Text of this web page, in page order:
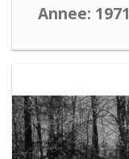
Annee: 1971